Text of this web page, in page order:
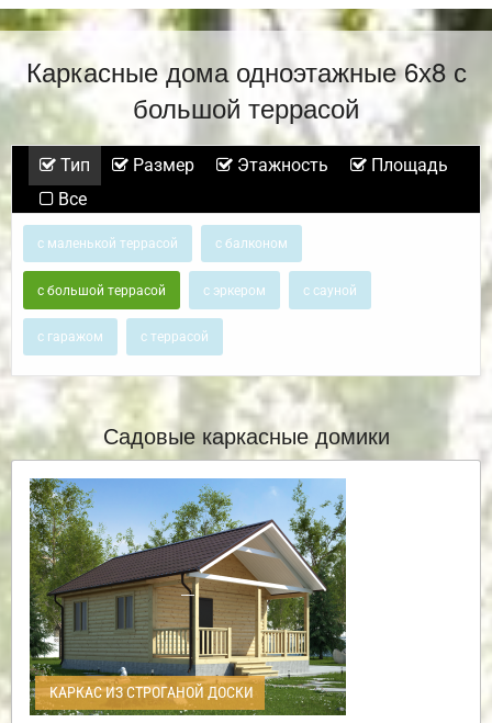
Каркасные дома одноэтажные 6х8 с
большой террасой
Тип Размер Этажность
Площадь
Все
с маленькой террасой с балконом
с большой террасой с эркером с сауной
с гаражом с террасой
Садовые каркасные домики
КАРКАС ИЗ СТРОГАНОЙ ДОСКИ